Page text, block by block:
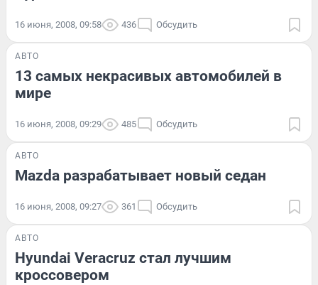
16 июня, 2008, 09:58 436 Обсудить
АВТО
13 самых некрасивых автомобилей в
мире
16 июня, 2008, 09:29 485 Обсудить
АВТО
Mazda разрабатывает новый седан
16 июня, 2008, 09:27 361 Обсудить
АВТО
Hyundai Veracruz стал лучшим
кроссовером